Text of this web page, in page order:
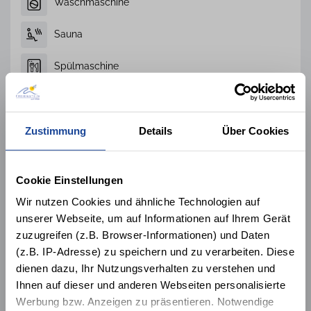
Zustimmung Details Über Cookies
Cookie Einstellungen
Wir nutzen Cookies und ähnliche Technologien auf
unserer Webseite, um auf Informationen auf Ihrem Gerät
zuzugreifen (z.B. Browser-Informationen) und Daten
(z.B. IP-Adresse) zu speichern und zu verarbeiten. Diese
dienen dazu, Ihr Nutzungsverhalten zu verstehen und
Ihnen auf dieser und anderen Webseiten personalisierte
Werbung bzw. Anzeigen zu präsentieren. Notwendige
Sauna
Spülmaschine
Nichtraucher
Alle 47 Ausstattungsmerkmale
Lage der Unterkunft